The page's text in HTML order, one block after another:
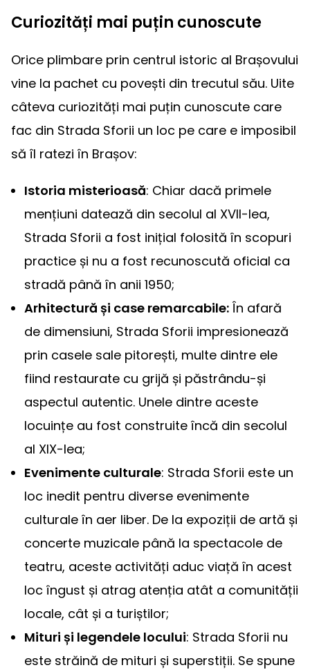
Curiozități mai puțin cunoscute
Orice plimbare prin centrul istoric al Brașovului
vine la pachet cu povești din trecutul său. Uite
câteva curiozități mai puțin cunoscute care
fac din Strada Sforii un loc pe care e imposibil
să îl ratezi în Brașov:
Istoria misterioasă: Chiar dacă primele
mențiuni datează din secolul al XVII-lea,
Strada Sforii a fost inițial folosită în scopuri
practice și nu a fost recunoscută oficial ca
stradă până în anii 1950;
Arhitectură și case remarcabile: În afară
de dimensiuni, Strada Sforii impresionează
prin casele sale pitorești, multe dintre ele
fiind restaurate cu grijă și păstrându-și
aspectul autentic. Unele dintre aceste
locuințe au fost construite încă din secolul
al XIX-lea;
Evenimente culturale: Strada Sforii este un
loc inedit pentru diverse evenimente
culturale în aer liber. De la expoziții de artă și
concerte muzicale până la spectacole de
teatru, aceste activități aduc viață în acest
loc îngust și atrag atenția atât a comunității
locale, cât și a turiștilor;
Mituri și legendele locului: Strada Sforii nu
este străină de mituri și superstiții. Se spune